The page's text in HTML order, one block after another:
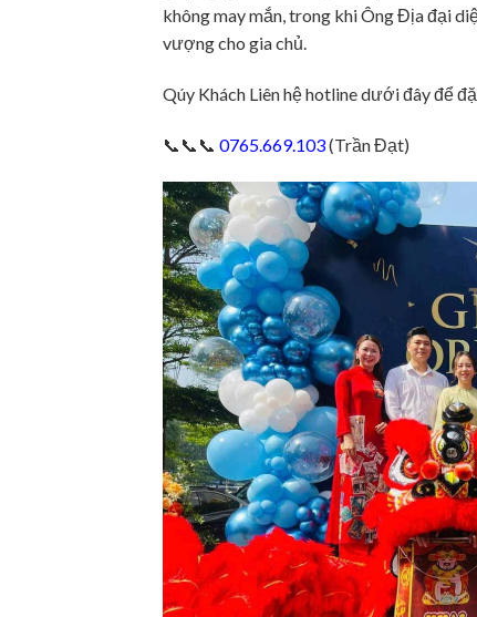
không may mắn, trong khi Ông Địa đại
vượng cho gia chủ.
Qúy Khách Liên hệ hotline dưới đây để
📞📞📞 0765.669.103(Trần Đạt)